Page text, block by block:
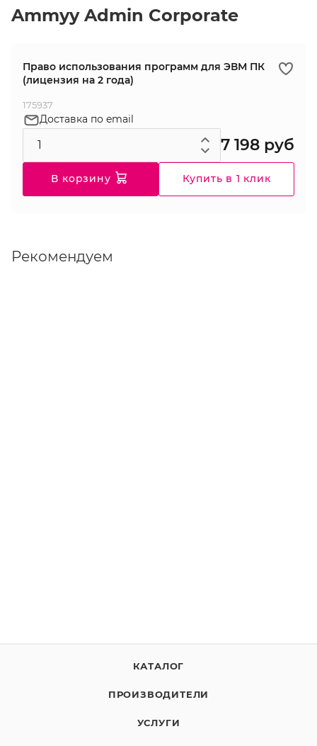
Ammyy Admin Corporate
Право использования программ для ЭВМ ПК
(лицензия на 2 года)
175937
Доставка по email
7 198 руб
В корзину Купить в 1 клик
Рекомендуем
КАТАЛОГ
ПРОИЗВОДИТЕЛИ
УСЛУГИ